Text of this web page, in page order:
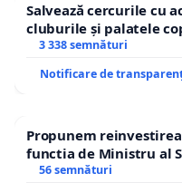
Salvează cercurile cu
cluburile și palatele
3 338 semnături
Notificare de
Propunem
functia de Ministru al
56 semnături